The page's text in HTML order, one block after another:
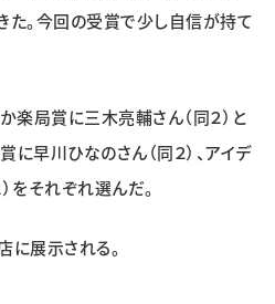
た。今回の受賞で少し自信が持て
楽局賞に三木亮輔さん（同２）と
に早川ひなのさん（同２）、アイデ
をそれぞれ選んだ。
展示される。